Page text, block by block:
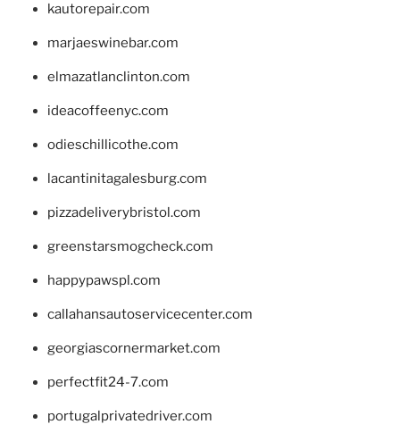
kautorepair.com
marjaeswinebar.com
elmazatlanclinton.com
ideacoffeenyc.com
odieschillicothe.com
lacantinitagalesburg.com
pizzadeliverybristol.com
greenstarsmogcheck.com
happypawspl.com
callahansautoservicecenter.com
georgiascornermarket.com
perfectfit24-7.com
portugalprivatedriver.com